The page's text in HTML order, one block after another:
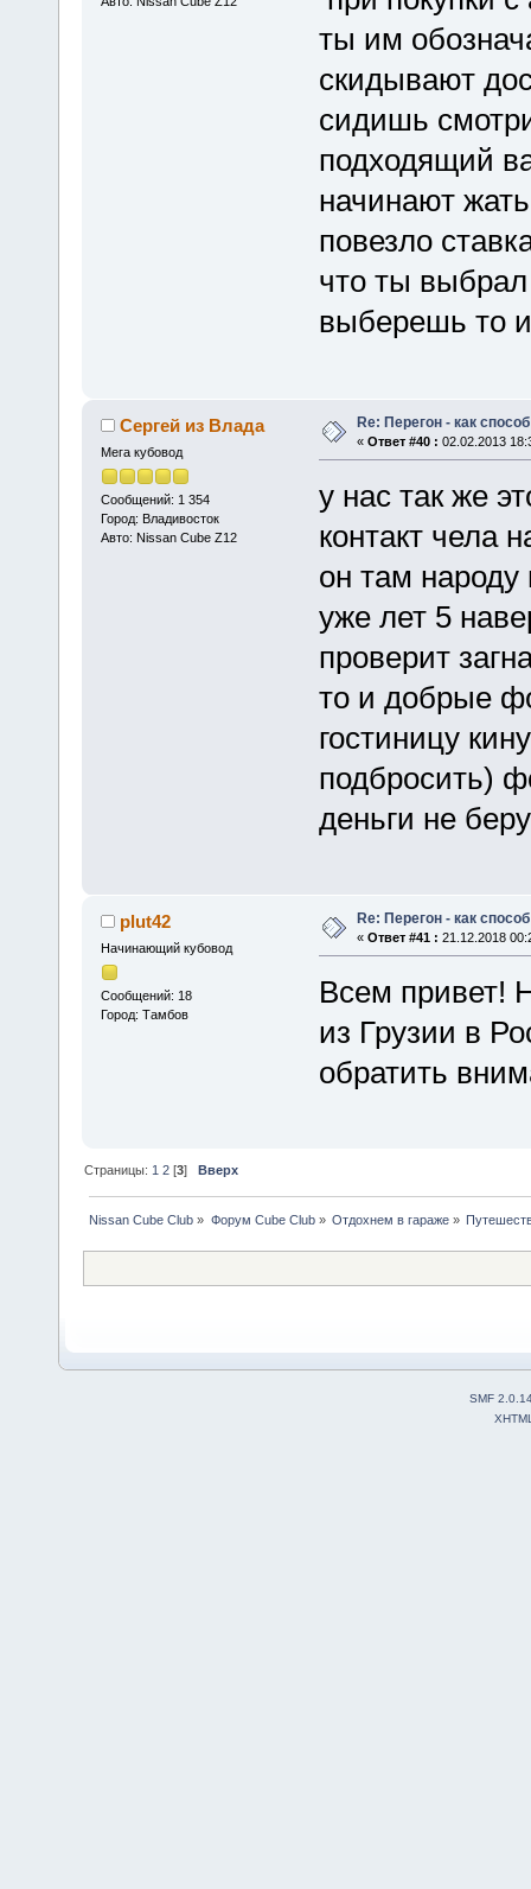
ты им
скидывают
сидишь
подходящий
начинают
повезло
что ты выбрал
выберешь то
Сергей из Влада
Мега кубовод
Сообщений: 1 354
Город: Владивосток
Авто: Nissan Cube Z12
Re: Перегон - как
« Ответ #40 : 02.02.2013
у нас так же
контакт чела
он там народу
уже лет 5
проверит
то и добрые
гостиницу
подбросить)
деньги не
plut42
Начинающий кубовод
Сообщений: 18
Город: Тамбов
Re: Перегон - как
« Ответ #41 : 21.12.2018
Всем привет!
из Грузии в
обратить
Страницы: 1 2 [3]Вверх
Nissan Cube Club » Форум Cube Club» Отдохнем в гараже»
SMF